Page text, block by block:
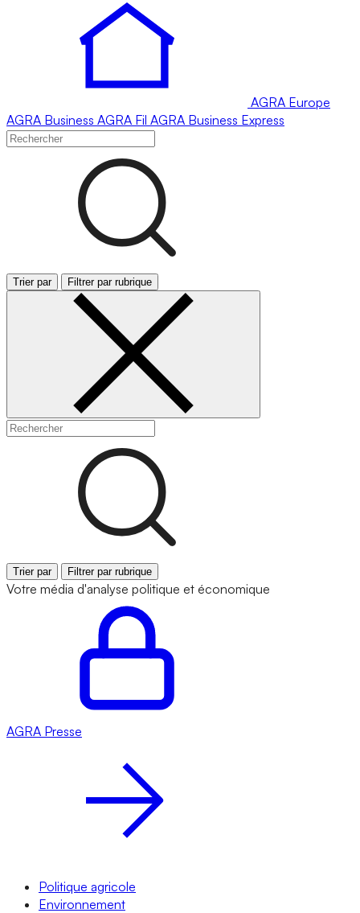
AGRA Europe
AGRA Business AGRA Fil AGRA Business Express
Trier par Filtrer par rubrique
Trier par Filtrer par rubrique
Votre média d'analyse politique et économique
AGRA Presse
Politique agricole
Environnement